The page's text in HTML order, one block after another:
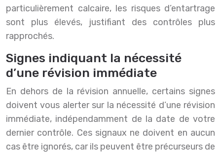
particulièrement calcaire, les risques d’entartrage
sont plus élevés, justifiant des contrôles plus
rapprochés.
Signes indiquant la nécessité
d’une révision immédiate
En dehors de la révision annuelle, certains signes
doivent vous alerter sur la nécessité d’une révision
immédiate, indépendamment de la date de votre
dernier contrôle. Ces signaux ne doivent en aucun
cas être ignorés, car ils peuvent être précurseurs de